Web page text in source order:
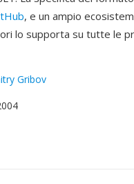
, e un ampio
lo supporta su tutte le
Gribov